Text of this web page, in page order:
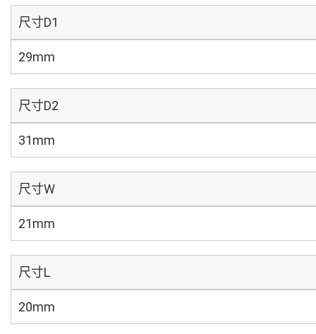
尺寸D1
29mm
尺寸D2
31mm
尺寸W
21mm
尺寸L
20mm